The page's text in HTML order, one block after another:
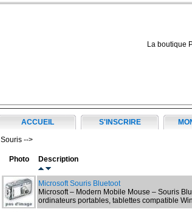
La boutique
ACCUEIL S'INSCRIRE
Souris -->
Photo Description
Microsoft Souris Bluetoot
Microsoft – Modern Mobile Mouse – Souris
ordinateurs portables, tablettes compatible